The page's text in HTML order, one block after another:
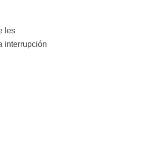
les
interrupción